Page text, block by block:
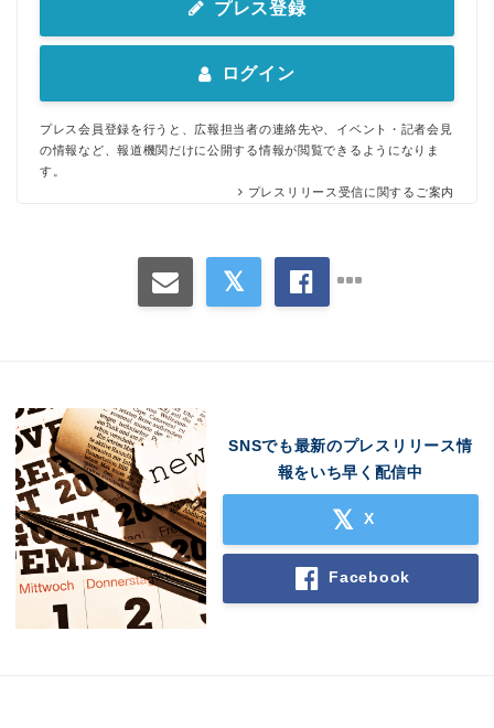
プレス登録
ログイン
プレス会員登録を行うと、広報担当者の連絡先や、イベント・記者会見
の情報など、報道機関だけに公開する情報が閲覧できるようになりま
す。
プレスリリース受信に関するご案内
SNSでも最新のプレスリリース情
報をいち早く配信中
X
Facebook